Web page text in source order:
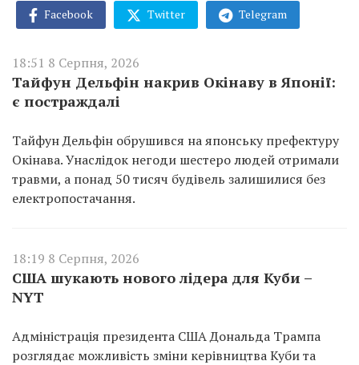
Facebook Twitter Telegram
18:51 8 Серпня, 2026
Тайфун Дельфін накрив Окінаву в Японії:
є постраждалі
Тайфун Дельфін обрушився на японську префектуру
Окінава. Унаслідок негоди шестеро людей отримали
травми, а понад 50 тисяч будівель залишилися без
електропостачання.
18:19 8 Серпня, 2026
США шукають нового лідера для Куби –
NYT
Адміністрація президента США Дональда Трампа
розглядає можливість зміни керівництва Куби та